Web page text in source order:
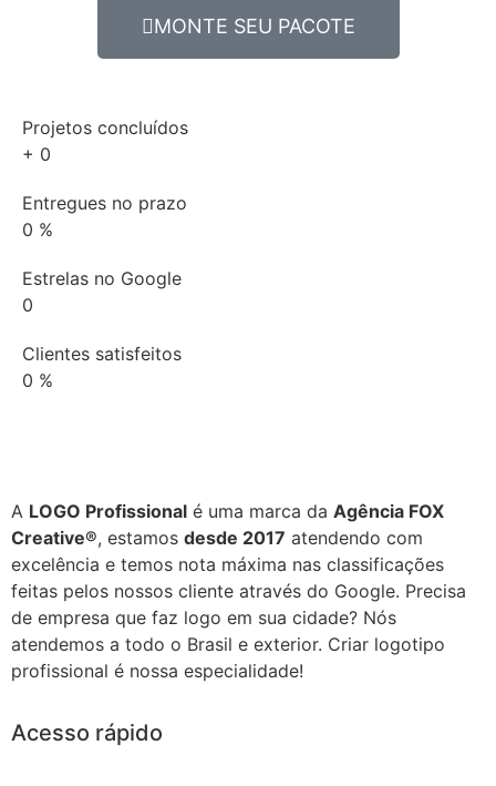
MONTE SEU PACOTE
Projetos concluídos
+ 0
Entregues no prazo
0 %
Estrelas no Google
0
Clientes satisfeitos
0 %
A LOGO Profissional é uma marca da Agência FOX
Creative®, estamos desde 2017 atendendo com
excelência e temos nota máxima nas classificações
feitas pelos nossos cliente através do Google. Precisa
de empresa que faz logo em sua cidade? Nós
atendemos a todo o Brasil e exterior. Criar logotipo
profissional é nossa especialidade!
Acesso rápido